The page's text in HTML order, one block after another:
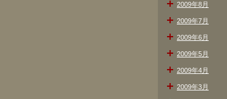
2009年8月
2009年7月
2009年6月
2009年5月
2009年4月
2009年3月